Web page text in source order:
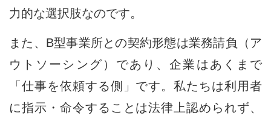
力的な選択肢なのです。
また、B型事業所との契約形態は業務請負（ア
ウトソーシング）であり、企業はあくまで
「仕事を依頼する側」です。私たちは利用者
に指示・命令することは法律上認められず、